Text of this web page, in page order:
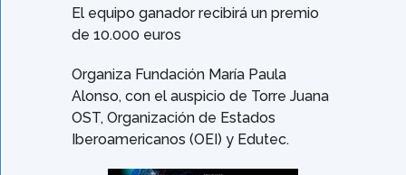
El equipo ganador recibirá un premio
de 10.000 euros
Organiza Fundación María Paula
Alonso, con el auspicio de Torre Juana
OST, Organización de Estados
Iberoamericanos (OEI) y Edutec.